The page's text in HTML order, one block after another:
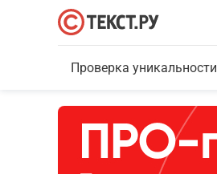
Проверка уникальности